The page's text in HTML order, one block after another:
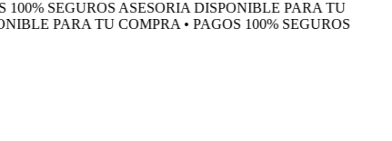
SEGUROSASESORIA DISPONIBLE PARA TU
PARA TU COMPRA • PAGOS 100% SEGUROS